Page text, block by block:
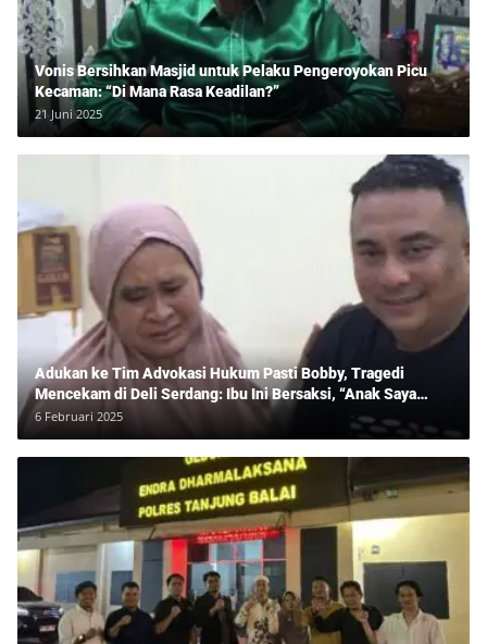
Vonis Bersihkan Masjid untuk Pelaku Pengeroyokan Picu
Kecaman: “Di Mana Rasa Keadilan?”
21 Juni 2025
Adukan ke Tim Advokasi Hukum Pasti Bobby, Tragedi
Mencekam di Deli Serdang: Ibu Ini Bersaksi, “Anak Saya
Ditangkap Tanpa Bukti dan Bukan Bandar Narkoba!”
6 Februari 2025